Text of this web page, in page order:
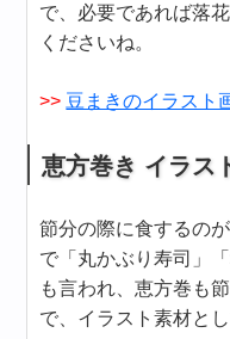
で、必要であれば落
くださいね。
>> 豆まきのイラスト
恵方巻き イラス
節分の際に食するの
で「丸かぶり寿司」
も言われ、恵方巻も
で、イラスト素材と